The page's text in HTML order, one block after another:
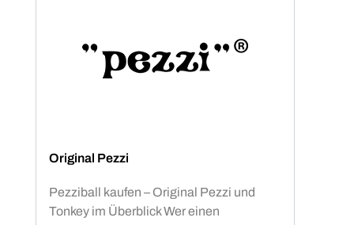
Original Pezzi
Pezziball kaufen – Original Pezzi und
Tonkey im Überblick Wer einen